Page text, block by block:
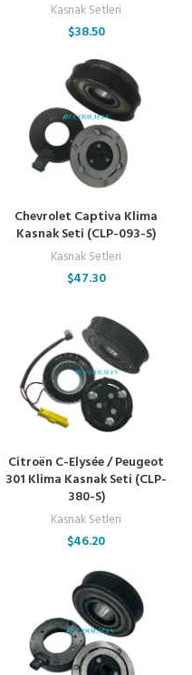
Kasnak Setleri
$38.50
Chevrolet Captiva Klima
Kasnak Seti (CLP-093-S)
Kasnak Setleri
$47.30
Citroën C-Elysée / Peugeot
301 Klima Kasnak Seti (CLP-
380-S)
Kasnak Setleri
$46.20